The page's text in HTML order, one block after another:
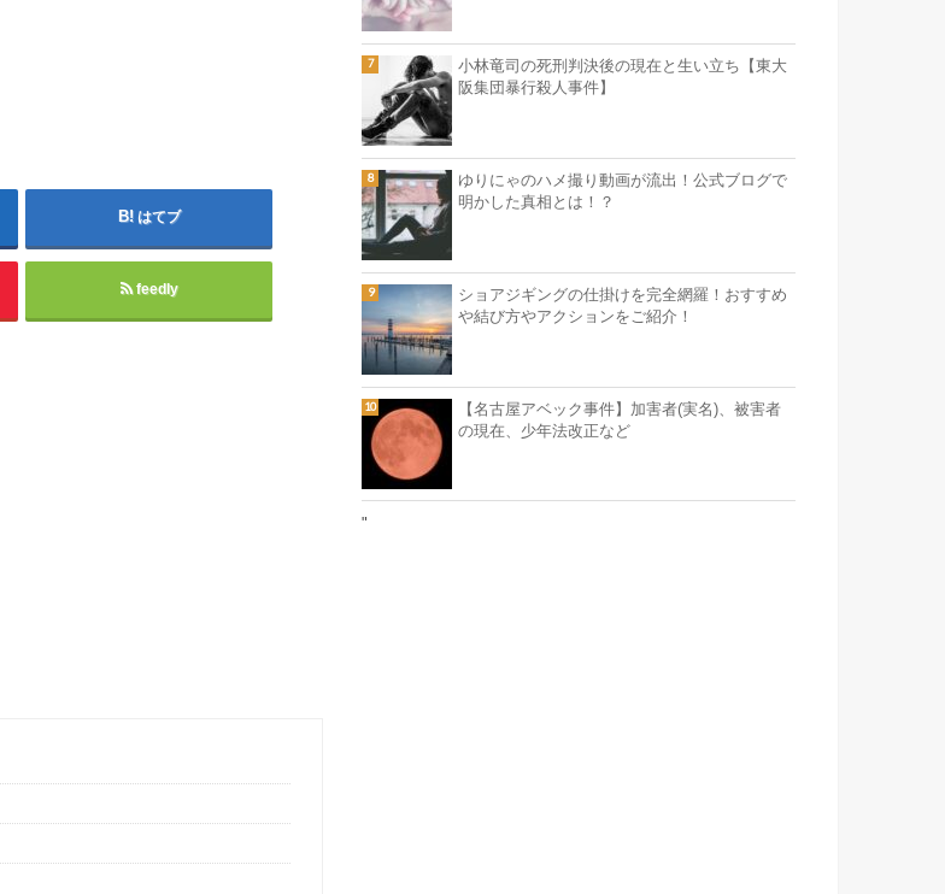
はてブ
feedly
小林竜司の死刑判決後の現在と生い立ち【東大
阪集団暴行殺人事件】
ゆりにゃのハメ撮り動画が流出！公式ブログで
明かした真相とは！？
ショアジギングの仕掛けを完全網羅！おすすめ
や結び方やアクションをご紹介！
【名古屋アベック事件】加害者(実名)、被害者
の現在、少年法改正など
"